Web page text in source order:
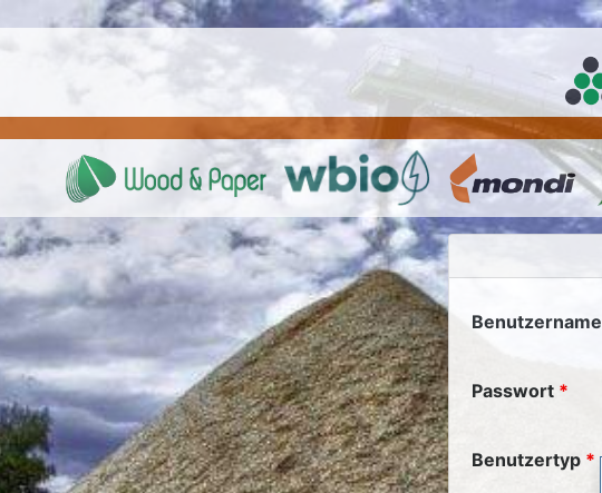
Benutzername
Passwort
Benutzertyp